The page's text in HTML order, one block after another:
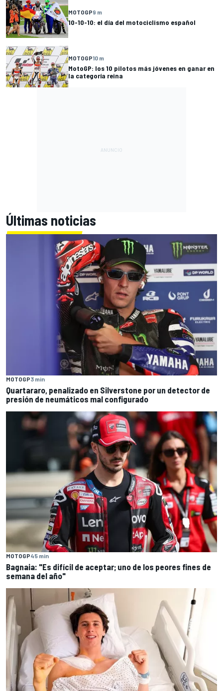
MOTOGP9 m
10-10-10: el día del motociclismo español
MOTOGP10 m
MotoGP: los 10 pilotos más jóvenes en ganar en
la categoría reina
Últimas noticias
MOTOGP3 min
Quartararo, penalizado en Silverstone por un detector de
presión de neumáticos mal configurado
MOTOGP45 min
Bagnaia: "Es difícil de aceptar; uno de los peores fines de
semana del año"